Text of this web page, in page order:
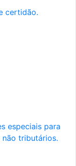
certidão.
especiais para
tributários.